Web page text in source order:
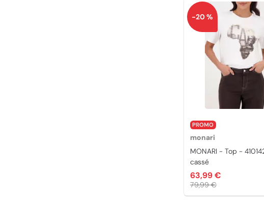
PROMO
monari
MONARI - Top -
cassé
63,99 €
79,99 €
-20 %